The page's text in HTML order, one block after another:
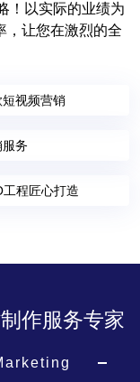
！以实际的业绩为
，让您在激烈的全
短视频营销
务
工程匠心打造
作服务专家